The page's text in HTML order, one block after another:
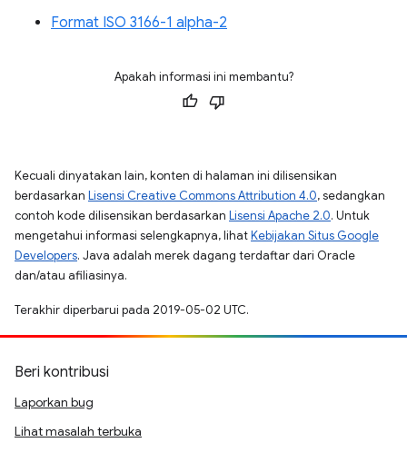
Format ISO 3166-1 alpha-2
Apakah informasi ini membantu?
Kecuali dinyatakan lain, konten di halaman ini dilisensikan
berdasarkan Lisensi Creative Commons Attribution 4.0, sedangkan
contoh kode dilisensikan berdasarkan Lisensi Apache 2.0. Untuk
mengetahui informasi selengkapnya, lihatKebijakan Situs Google
Developers. Java adalah merek dagang terdaftar dari Oracle
dan/atau afiliasinya.
Terakhir diperbarui pada 2019-05-02 UTC.
Beri kontribusi
Laporkan bug
Lihat masalah terbuka